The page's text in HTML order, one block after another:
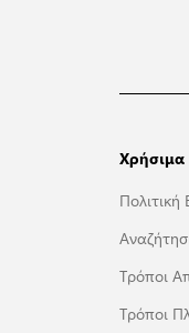
Χρήσιμα
Τρόποι
Τρόποι